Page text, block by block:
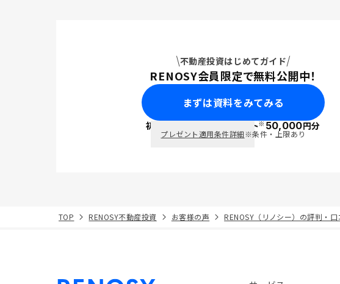
不動産投資はじめてガイド
RENOSY会員限定で無料公開中！
まずは資料をみてみる
初回面談で ポイント※50,000円分
プレゼント適用条件詳細※条件・上限あり
TOP RENOSY不動産投資 お客様の声 RENOSY（リノシー）の評判・口